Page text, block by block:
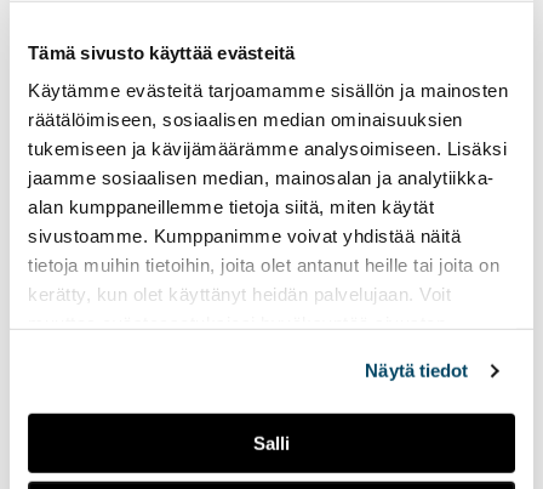
Tämä sivusto käyttää evästeitä
Käytämme evästeitä tarjoamamme sisällön ja mainosten
räätälöimiseen, sosiaalisen median ominaisuuksien
tukemiseen ja kävijämäärämme analysoimiseen. Lisäksi
jaamme sosiaalisen median, mainosalan ja analytiikka-
alan kumppaneillemme tietoja siitä, miten käytät
sivustoamme. Kumppanimme voivat yhdistää näitä
tietoja muihin tietoihin, joita olet antanut heille tai joita on
kerätty, kun olet käyttänyt heidän palvelujaan. Voit
Näytä tiedot
Salli
on jäljellä enää kaksi
Radio Tutkan toisella
lähetysviikolla
pääteemana on
ystävyys
14.02.2023 UUTISET
Tällä viikolla lähetyksissä
sekä Suomen yksi suurin
Pikkulaskiainen.